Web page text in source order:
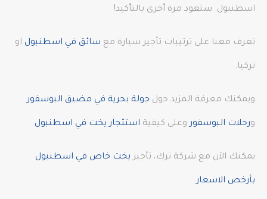
اسطنبول. ستعود مرة أخرى بالتأكيد!
تعرف معنا على ترتيبات تأجير سيارة مع سائق في اسطنبول او
تركيا.
ويمكنك معرفة المزيد حول جولة بحرية في مضيق البوسفور
ورحلات البوسفوروعلى كيفية استئجار يخت في اسطنبول
يمكنك الآن مع شركة ترك، تأجير يخت خاص في اسطنبول
بأرخص الاسعار